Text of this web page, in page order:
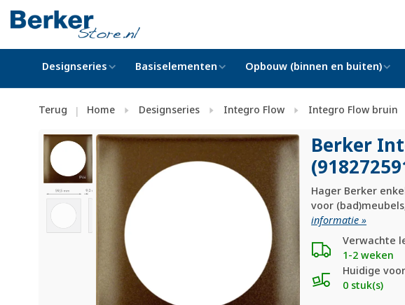
Designseries Basiselementen Opbouw (binnen en buiten)
Terug | Home Designseries Integro Flow Integro Flow bruin
Berker
Hager Berker
voor
informatie »
Verwachte
1-2 weken
Huidige
0 stuk(s)